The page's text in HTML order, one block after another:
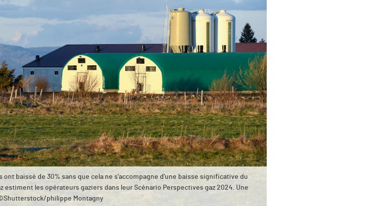
ont baissé de 30% sans que cela ne s'accompagne d'une baisse significative du
estiment les opérateurs gaziers dans leur Scénario Perspectives gaz 2024. Une
philippe Montagny